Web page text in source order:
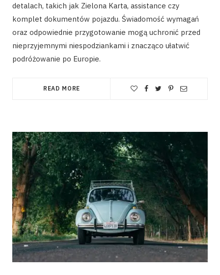
detalach, takich jak Zielona Karta, assistance czy
komplet dokumentów pojazdu. Świadomość wymagań
oraz odpowiednie przygotowanie mogą uchronić przed
nieprzyjemnymi niespodziankami i znacząco ułatwić
podróżowanie po Europie.
READ MORE